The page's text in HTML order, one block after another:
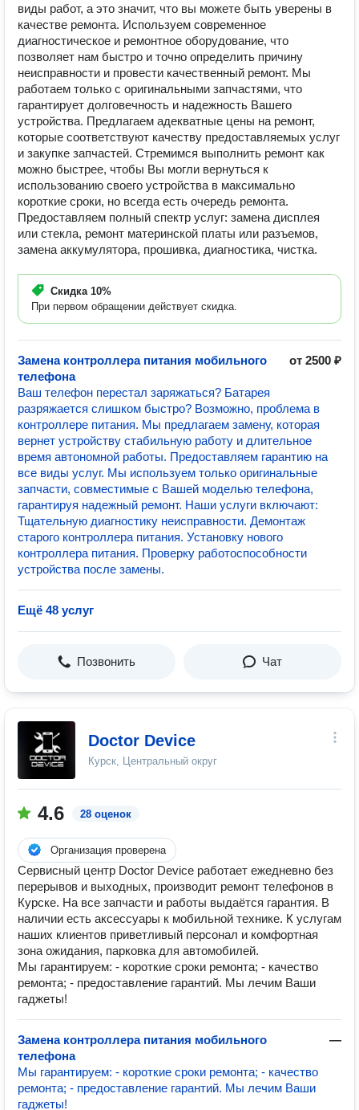
виды работ, а это значит, что вы можете быть уверены в
качестве ремонта. Используем современное
диагностическое и ремонтное оборудование, что
позволяет нам быстро и точно определить причину
неисправности и провести качественный ремонт. Мы
работаем только с оригинальными запчастями, что
гарантирует долговечность и надежность Вашего
устройства. Предлагаем адекватные цены на ремонт,
которые соответствуют качеству предоставляемых услуг
и закупке запчастей. Стремимся выполнить ремонт как
можно быстрее, чтобы Вы могли вернуться к
использованию своего устройства в максимально
короткие сроки, но всегда есть очередь ремонта.
Предоставляем полный спектр услуг: замена дисплея
или стекла, ремонт материнской платы или разъемов,
замена аккумулятора, прошивка, диагностика, чистка.
Скидка 10%
При первом обращении действует скидка.
Замена контроллера питания мобильного
телефона
от 2500 ₽
Ваш телефон перестал заряжаться? Батарея
разряжается слишком быстро? Возможно, проблема в
контроллере питания. Мы предлагаем замену, которая
вернет устройству стабильную работу и длительное
время автономной работы. Предоставляем гарантию на
все виды услуг. Мы используем только оригинальные
запчасти, совместимые с Вашей моделью телефона,
гарантируя надежный ремонт. Наши услуги включают:
Тщательную диагностику неисправности. Демонтаж
старого контроллера питания. Установку нового
контроллера питания. Проверку работоспособности
устройства после замены.
Ещё 48 услуг
Позвонить Чат
Doctor Device
Курск, Центральный округ
4.6 28 оценок
Организация проверена
Сервисный центр Doctor Device работает ежедневно без
перерывов и выходных, производит ремонт телефонов в
Курске. На все запчасти и работы выдаётся гарантия. В
наличии есть аксессуары к мобильной технике. К услугам
наших клиентов приветливый персонал и комфортная
зона ожидания, парковка для автомобилей.
Мы гарантируем: - короткие сроки ремонта; - качество
ремонта; - предоставление гарантий. Мы лечим Ваши
гаджеты!
Замена контроллера питания мобильного
телефона
—
Мы гарантируем: - короткие сроки ремонта; - качество
ремонта; - предоставление гарантий. Мы лечим Ваши
гаджеты!